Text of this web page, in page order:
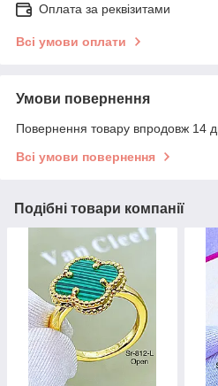
Оплата за реквізитами
Всі умови оплати
Умови повернення
Повернення товару впродовж 14
Всі умови повернення
Подібні товари компанії